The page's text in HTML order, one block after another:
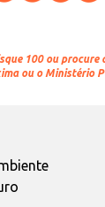
100 ou procure
ou o Ministério